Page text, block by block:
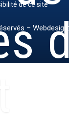
de ce site
–